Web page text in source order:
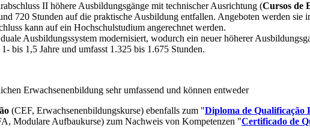
II höhere Ausbildungsgänge mit technischer Ausrichtung (Cursos de
720 Stunden auf die praktische Ausbildung entfallen. Angeboten werden sie
kann auf ein Hochschulstudium angerechnet werden.
Ausbildungssystem modernisiert, wodurch ein neuer höherer
bis 1,5 Jahre und umfasst 1.325 bis 1.675 Stunden.
Erwachsenenbildung sehr umfassend und können entweder
(CEF, Erwachsenenbildungskurse) ebenfalls zum "Diploma de Qualificação
Modulare Aufbaukurse) zum Nachweis von Kompetenzen "Certificado de